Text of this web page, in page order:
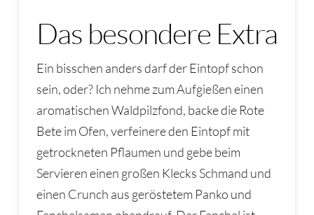
Das besondere Extra
Ein bisschen anders darf der Eintopf schon
sein, oder? Ich nehme zum Aufgießen einen
aromatischen Waldpilzfond, backe die Rote
Bete im Ofen, verfeinere den Eintopf mit
getrockneten Pflaumen und gebe beim
Servieren einen großen Klecks Schmand und
einen Crunch aus geröstetem Panko und